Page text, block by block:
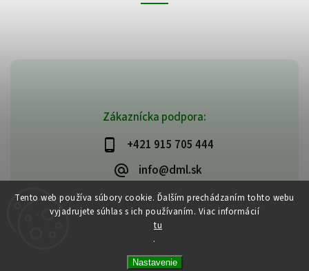
Tento web používa súbory cookie. Ďalším prechádzaním tohto webu
vyjadrujete súhlas s ich používaním. Viac informácií
tu
.
Nastavenie
Zákaznícka podpora:
+421 915 705 444
info@dml.sk
bifeedus | BIO | DIA | BEZLEPKOVÉ POTRAVINY